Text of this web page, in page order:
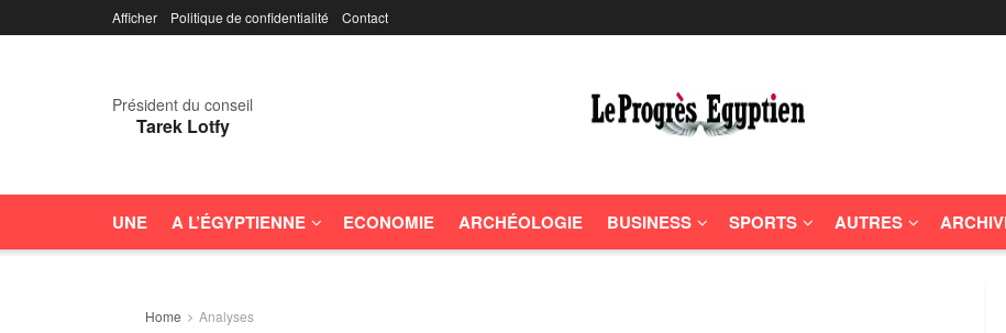
Afficher Politique de confidentialité Contact
Président du conseil
Tarek Lotfy
UNE A L’ÉGYPTIENNE ECONOMIE ARCHÉOLOGIE BUSINESS SPORTS AUTRES
Home Analyses